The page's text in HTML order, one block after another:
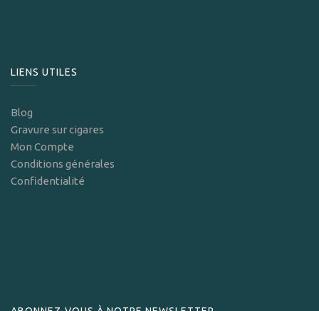
LIENS UTILES
Blog
Gravure sur cigares
Mon Compte
Conditions générales
Confidentialité